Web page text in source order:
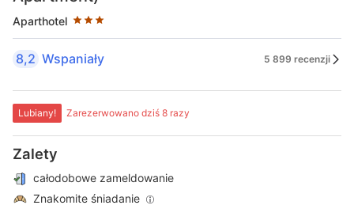
Aparthotel
8,2 Wspaniały 5 899 recenzji
Lubiany! Zarezerwowano dziś 8 razy
Zalety
całodobowe zameldowanie
Znakomite śniadanie